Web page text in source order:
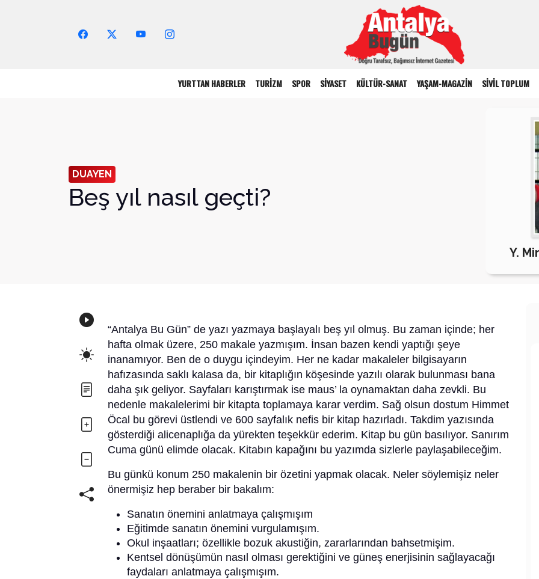
YURTTAN HABERLER TURİZM SPOR SİYASET KÜLTÜR-SANAT YAŞAM-MAGAZİN SİVİL TOPLUM
DUAYEN
Beş yıl nasıl geçti?
Y.
“Antalya Bu Gün” de yazı yazmaya başlayalı beş yıl olmuş. Bu zaman içinde; her
hafta olmak üzere, 250 makale yazmışım. İnsan bazen kendi yaptığı şeye
inanamıyor. Ben de o duygu içindeyim. Her ne kadar makaleler bilgisayarın
hafızasında saklı kalasa da, bir kitaplığın köşesinde yazılı olarak bulunması bana
daha şık geliyor. Sayfaları karıştırmak ise maus’ la oynamaktan daha zevkli. Bu
nedenle makalelerimi bir kitapta toplamaya karar verdim. Sağ olsun dostum Himmet
Öcal bu görevi üstlendi ve 600 sayfalık nefis bir kitap hazırladı. Takdim yazısında
gösterdiği alicenaplığa da yürekten teşekkür ederim. Kitap bu gün basılıyor. Sanırım
Cuma günü elimde olacak. Kitabın kapağını bu yazımda sizlerle paylaşabileceğim.
Bu günkü konum 250 makalenin bir özetini yapmak olacak. Neler söylemişiz neler
önermişiz hep beraber bir bakalım:
Sanatın önemini anlatmaya çalışmışım
Eğitimde sanatın önemini vurgulamışım.
Okul inşaatları; özellikle bozuk akustiğin, zararlarından bahsetmişim.
Kentsel dönüşümün nasıl olması gerektiğini ve güneş enerjisinin sağlayacağı
faydaları anlatmaya çalışmışım.
Arama Yap!